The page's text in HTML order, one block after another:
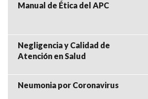
Manual de Ética del APC
Negligencia y Calidad de
Atención en Salud
Neumonia por Coronavirus